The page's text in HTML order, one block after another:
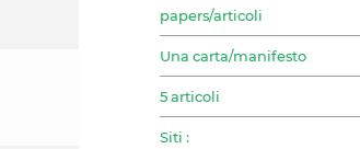
papers/articoli
Una carta/manifesto
5 articoli
Siti :